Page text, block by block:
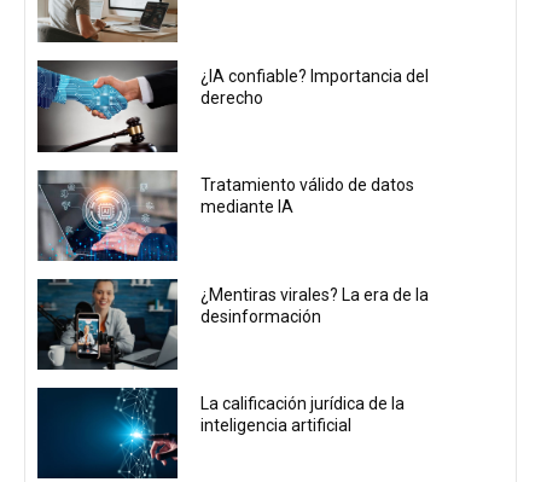
¿IA confiable? Importancia del
derecho
Tratamiento válido de datos
mediante IA
¿Mentiras virales? La era de la
desinformación
La calificación jurídica de la
inteligencia artificial